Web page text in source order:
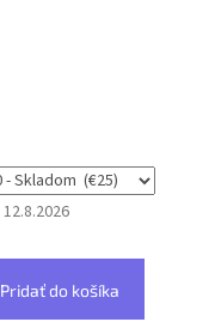
12.8.2026
Pridať do košíka